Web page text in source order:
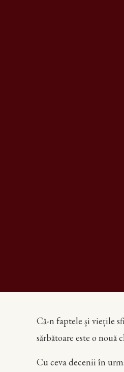
Că-n faptele și viețile
sărbătoare este o nouă
Cu ceva decenii în